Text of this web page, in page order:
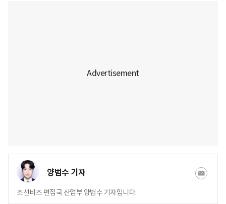
양범수 기자
조선비즈 편집국 산업부 양범수 기자입니다.